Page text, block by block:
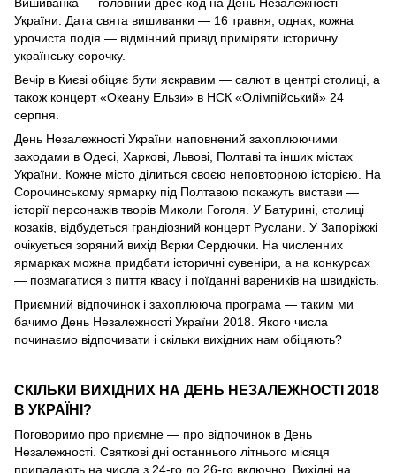
України. Дата свята вишиванки — 16 травня, однак, кожна
урочиста подія — відмінний привід приміряти історичну
українську сорочку.
Вечір в Києві обіцяє бути яскравим — салют в центрі столиці, а
також концерт «Океану Ельзи» в НСК «Олімпійський» 24
серпня.
День Незалежності України наповнений захоплюючими
заходами в Одесі, Харкові, Львові, Полтаві та інших містах
України. Кожне місто ділиться своєю неповторною історією. На
Сорочинському ярмарку під Полтавою покажуть вистави —
історії персонажів творів Миколи Гоголя. У Батурині, столиці
козаків, відбудеться грандіозний концерт Руслани. У Запоріжжі
очікується зоряний вихід Вєрки Сердючки. На численних
ярмарках можна придбати історичні сувеніри, а на конкурсах
— позмагатися з пиття квасу і поїданні вареників на швидкість.
Приємний відпочинок і захоплююча програма — таким ми
бачимо День Незалежності України 2018. Якого числа
починаємо відпочивати і скільки вихідних нам обіцяють?
СКІЛЬКИ ВИХІДНИХ НА ДЕНЬ НЕЗАЛЕЖНОСТІ 2018
В УКРАЇНІ?
Поговоримо про приємне — про відпочинок в День
Незалежності. Святкові дні останнього літнього місяця
припадають на числа з 24-го до 26-го включно. Вихідні на